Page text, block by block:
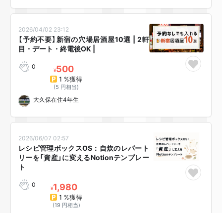
2026/04/02 23:12
【予約不要】新宿の穴場居酒屋10選 | 2軒
目・デート・終電後OK |
0 ¥500
1 %獲得
(5 円相当)
大久保在住4年生
2026/06/07 02:57
レシピ管理ボックスOS：自炊のレパート
リーを「資産」に変えるNotionテンプレー
ト
0 ¥1,980
1 %獲得
(19 円相当)